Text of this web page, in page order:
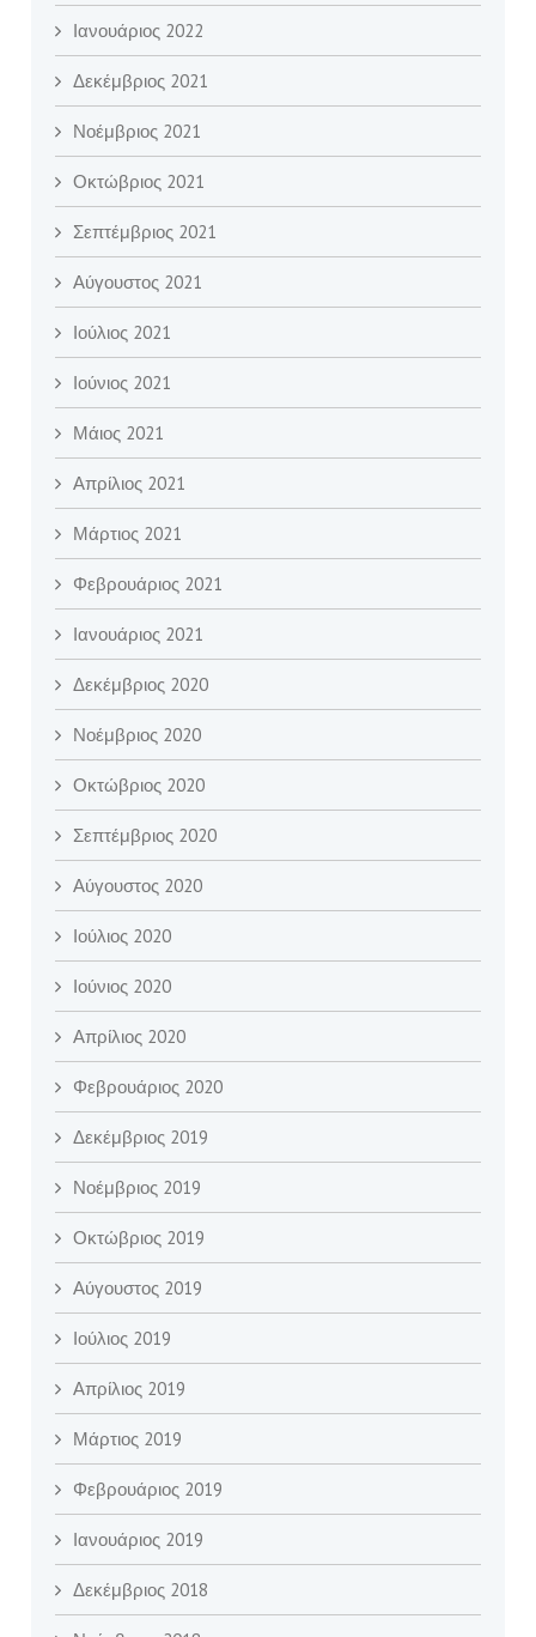
Ιανουάριος 2022
Δεκέμβριος 2021
Νοέμβριος 2021
Οκτώβριος 2021
Σεπτέμβριος 2021
Αύγουστος 2021
Ιούλιος 2021
Ιούνιος 2021
Μάιος 2021
Απρίλιος 2021
Μάρτιος 2021
Φεβρουάριος 2021
Ιανουάριος 2021
Δεκέμβριος 2020
Νοέμβριος 2020
Οκτώβριος 2020
Σεπτέμβριος 2020
Αύγουστος 2020
Ιούλιος 2020
Ιούνιος 2020
Απρίλιος 2020
Φεβρουάριος 2020
Δεκέμβριος 2019
Νοέμβριος 2019
Οκτώβριος 2019
Αύγουστος 2019
Ιούλιος 2019
Απρίλιος 2019
Μάρτιος 2019
Φεβρουάριος 2019
Ιανουάριος 2019
Δεκέμβριος 2018